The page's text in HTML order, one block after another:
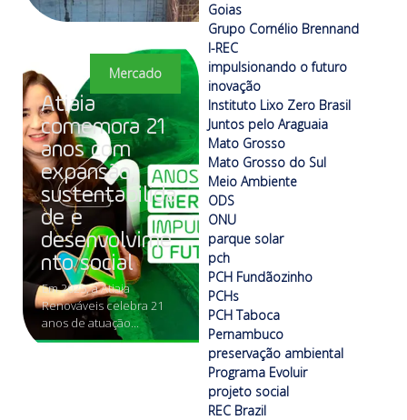
Mercado
Atiaia
comemora 21
anos com
expansão,
sustentabilida
de e
desenvolvime
nto social
Em 2025, a Atiaia
Renováveis celebra 21
anos de atuação...
Goias
Grupo Cornélio Brennand
I-REC
impulsionando o futuro
inovação
Instituto Lixo Zero Brasil
Juntos pelo Araguaia
Mato Grosso
Mato Grosso do Sul
Meio Ambiente
ODS
ONU
parque solar
pch
PCH Fundãozinho
PCHs
PCH Taboca
Pernambuco
preservação ambiental
Programa Evoluir
projeto social
REC Brazil